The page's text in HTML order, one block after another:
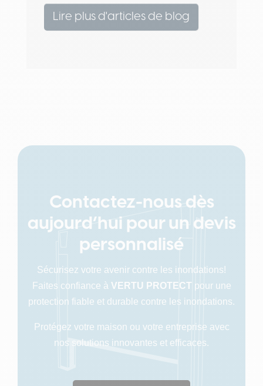
Lire plus d'articles de blog
Contactez-nous dès
aujourd’hui pour un devis
personnalisé
Sécurisez votre avenir contre les inondations!
Faites confiance à VERTU PROTECTpour une
protection fiable et durable contre les inondations.
Protégez votre maison ou votre entreprise avec
nos solutions innovantes et efficaces.